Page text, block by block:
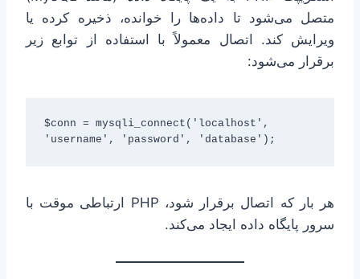
متصل می‌شود تا داده‌ها را خوانده، ذخیره کرده یا
ویرایش کند. اتصال معمولاً با استفاده از توابع زیر
برقرار می‌شود:
$conn = mysqli_connect('localhost',
هر بار که اتصال برقرار شود، PHP ارتباطی موقت با
سرور پایگاه داده ایجاد می‌کند.